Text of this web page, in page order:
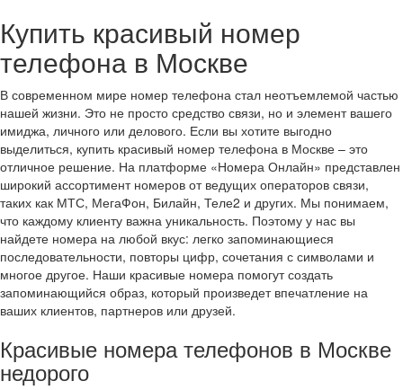
Купить красивый номер
телефона в Москве
В современном мире номер телефона стал неотъемлемой частью
нашей жизни. Это не просто средство связи, но и элемент вашего
имиджа, личного или делового. Если вы хотите выгодно
выделиться, купить красивый номер телефона в Москве – это
отличное решение. На платформе «Номера Онлайн» представлен
широкий ассортимент номеров от ведущих операторов связи,
таких как МТС, МегаФон, Билайн, Теле2 и других. Мы понимаем,
что каждому клиенту важна уникальность. Поэтому у нас вы
найдете номера на любой вкус: легко запоминающиеся
последовательности, повторы цифр, сочетания с символами и
многое другое. Наши красивые номера помогут создать
запоминающийся образ, который произведет впечатление на
ваших клиентов, партнеров или друзей.
Красивые номера телефонов в Москве
недорого